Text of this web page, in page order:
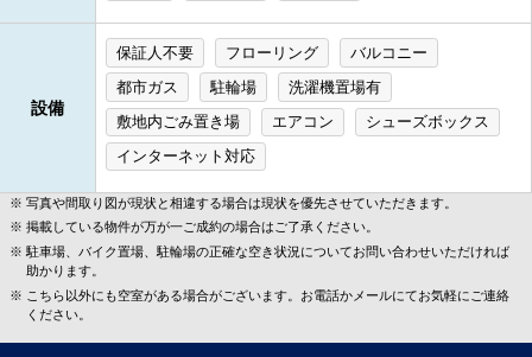
設備
保証人不要 フローリング
バルコニー
都市ガス
駐輪場
洗濯機置場有
敷地内ごみ置き場
エアコン
シューズボックス
インターネット対応
写真や間取り図が現状と相違する場合は現状を優先させていただきます。
掲載している物件が万が一ご成約の場合はご了承ください。
駐車場、バイク置場、駐輪場の正確な空き状況についてお問い合わせいただければ
助かります。
こちら以外にも空室がある場合がございます。お電話かメールにてお気軽にご連絡
ください。